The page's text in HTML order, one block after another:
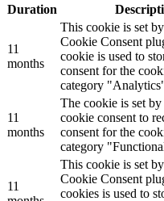
Duration
11
months
This cookie is set
Cookie Consent
cookie is used to
consent for the
category
11
months
The cookie is set
cookie consent to
consent for the
category
11
This cookie is set
Cookie Consent
cookies is used to